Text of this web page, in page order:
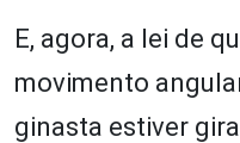
E, agora, a lei de
movimento
ginasta estiver